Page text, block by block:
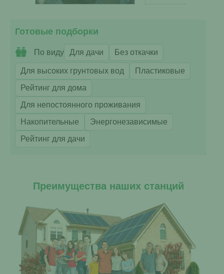
Готовые подборки
По виду Для дачи Без откачки
Для высоких грунтовых вод
Пластиковые
Рейтинг для дома
Для непостоянного проживания
Накопительные
Энергонезависимые
Рейтинг для дачи
Преимущества наших станций